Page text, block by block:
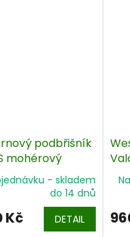
podbřišník
mohérový
- skladem
do 14 dnů
Kč DETAIL